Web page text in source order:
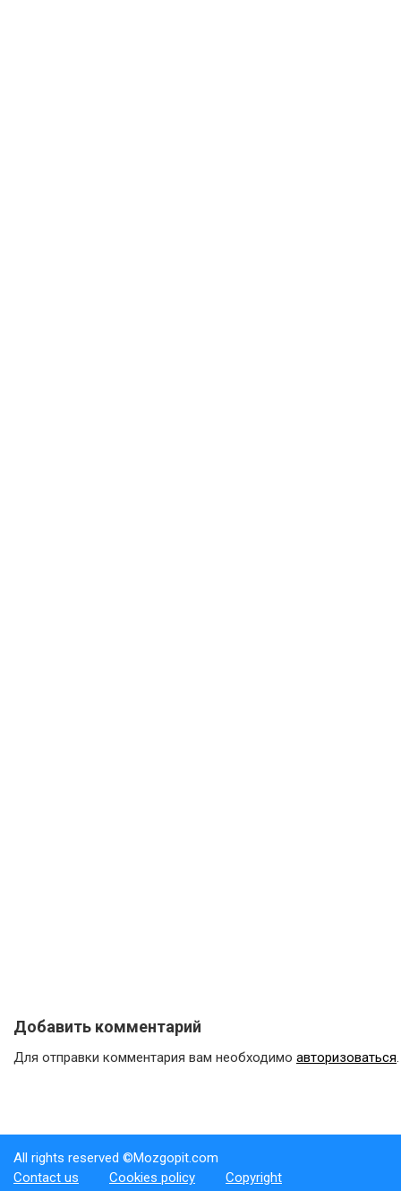
Добавить комментарий
Для отправки комментария вам необходимо авторизоваться.
All rights reserved ©Mozgopit.com
Contact us
Cookies policy Copyright